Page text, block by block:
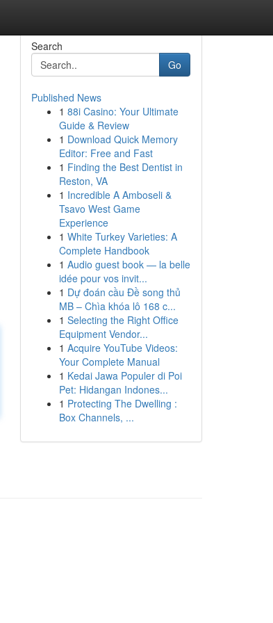
Search
Go
Published News
1 88i Casino: Your Ultimate
Guide & Review
1 Download Quick Memory
Editor: Free and Fast
1 Finding the Best Dentist in
Reston, VA
1 Incredible A Amboseli &
Tsavo West Game
Experience
1 White Turkey Varieties: A
Complete Handbook
1 Audio guest book — la belle
idée pour vos invit...
1 Dự đoán cầu Đề song thủ
MB – Chìa khóa lô 168 c...
1 Selecting the Right Office
Equipment Vendor...
1 Acquire YouTube Videos:
Your Complete Manual
1 Kedai Jawa Populer di Poi
Pet: Hidangan Indones...
1 Protecting The Dwelling :
Box Channels, ...